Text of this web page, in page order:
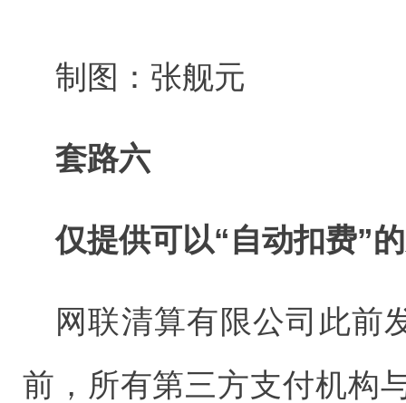
制图：张舰元
套路六
仅提供可以“自动扣费”
网联清算有限公司此前
前，所有第三方支付机构